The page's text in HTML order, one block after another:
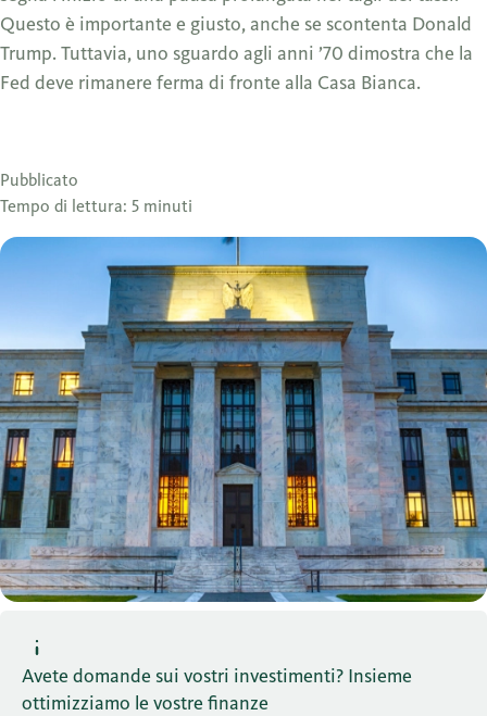
Questo è importante e giusto, anche se scontenta Donald
Trump. Tuttavia, uno sguardo agli anni ’70 dimostra che la
Fed deve rimanere ferma di fronte alla Casa Bianca.
Pubblicato
Tempo di lettura: 5 minuti
Avete domande sui vostri investimenti? Insieme
ottimizziamo le vostre finanze